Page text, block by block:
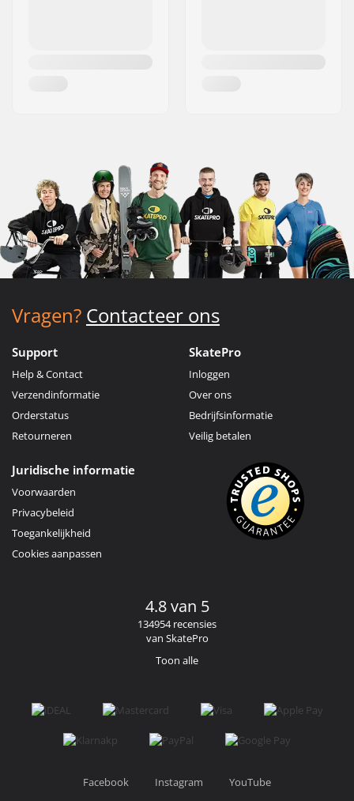
Vragen? Contacteer ons
Support
Help & Contact
Verzendinformatie
Orderstatus
Retourneren
SkatePro
Inloggen
Over ons
Bedrijfsinformatie
Veilig betalen
Juridische informatie
Voorwaarden
Privacybeleid
Toegankelijkheid
Cookies aanpassen
4.8 van 5
134954 recensies
van SkatePro
Toon alle
Facebook Instagram YouTube